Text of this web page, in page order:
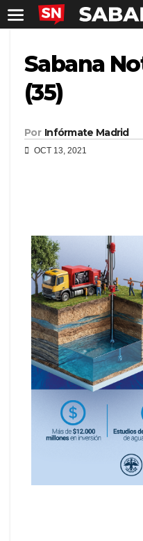
Sabana
(35)
Por Infórmate Madrid
OCT 13, 2021